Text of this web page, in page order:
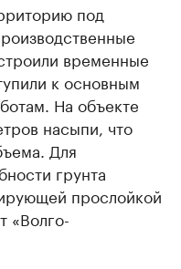
под
временные
к основным
На объекте
насыпи, что
Для
грунта
прослойкой
«Волго-